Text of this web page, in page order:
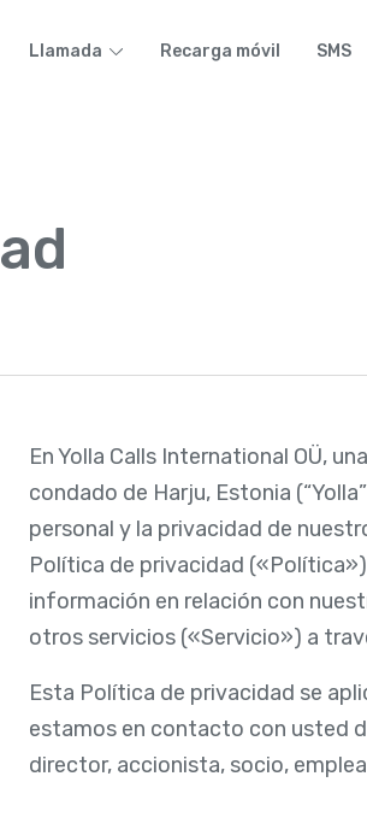
Llamada Recarga móvil SMS
En Yolla Calls International OÜ,
condado de Harju, Estonia
personal y la privacidad de
Política de privacidad
información en relación con
otros servicios («Servicio») a
Esta Política de privacidad se
estamos en contacto con usted
director, accionista, socio,